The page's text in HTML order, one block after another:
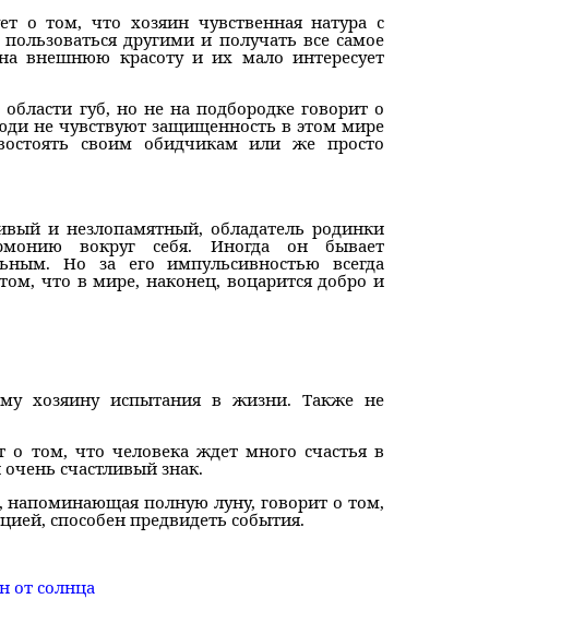
о том, что хозяин чувственная натура с
другими и получать все самое
внешнюю красоту и их мало интересует
губ, но не на подбородке говорит о
не чувствуют защищенность в этом мире
своим обидчикам или же просто
и незлопамятный, обладатель родинки
вокруг себя. Иногда он бывает
Но за его импульсивностью всегда
что в мире, наконец, воцарится добро и
хозяину испытания в жизни. Также не
о том, что человека ждет много счастья в
счастливый знак.
полную луну, говорит о том,
способен предвидеть события.
от солнца